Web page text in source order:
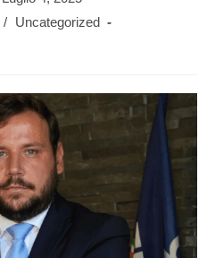
/
Uncategorized